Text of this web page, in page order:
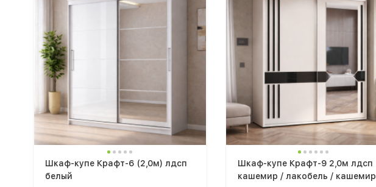
Шкаф-купе Крафт-6 (2,0м) лдсп
белый
Шкаф-купе Крафт-9 2,0м лдсп
кашемир / лакобель / кашемир